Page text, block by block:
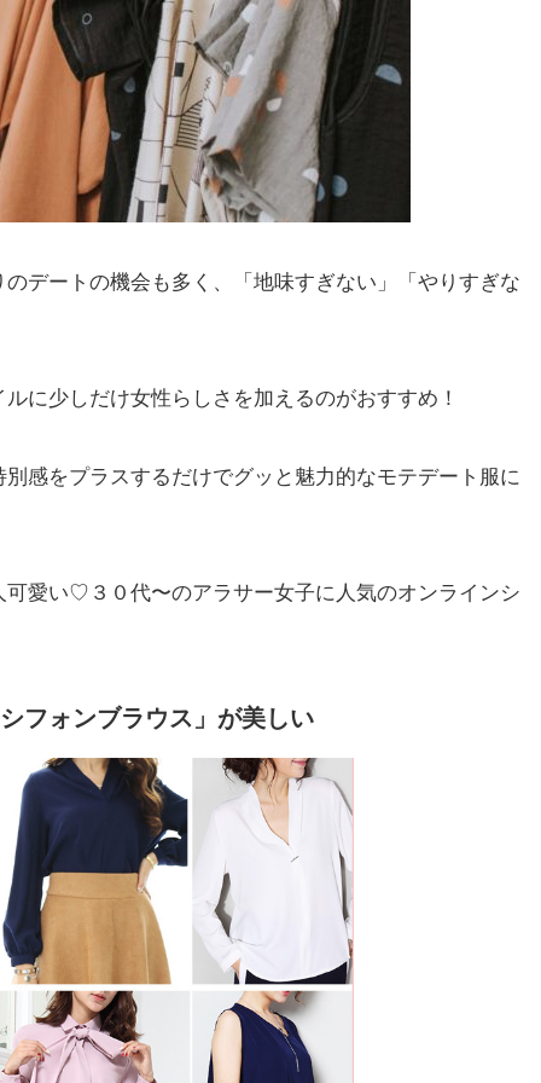
デートの機会も多く、「地味すぎない」「やりすぎな
に少しだけ女性らしさを加えるのがおすすめ！
感をプラスするだけでグッと魅力的なモテデート服に
愛い♡３０代〜のアラサー女子に人気のオンラインシ
フォンブラウス」が美しい